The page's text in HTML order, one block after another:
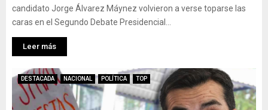
candidato Jorge Álvarez Máynez volvieron a verse toparse las
caras en el Segundo Debate Presidencial...
Leer más
DESTACADA NACIONAL POLÍTICA TOP